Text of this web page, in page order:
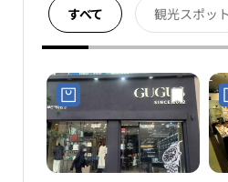
すべて 観光スポット